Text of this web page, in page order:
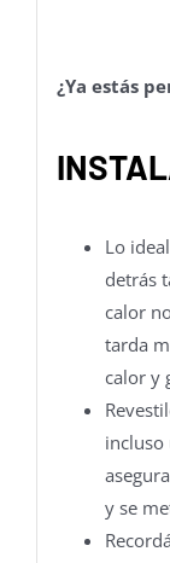
¿Ya estás
Lo
detrás
calor
tarda
calor y
incluso
y se